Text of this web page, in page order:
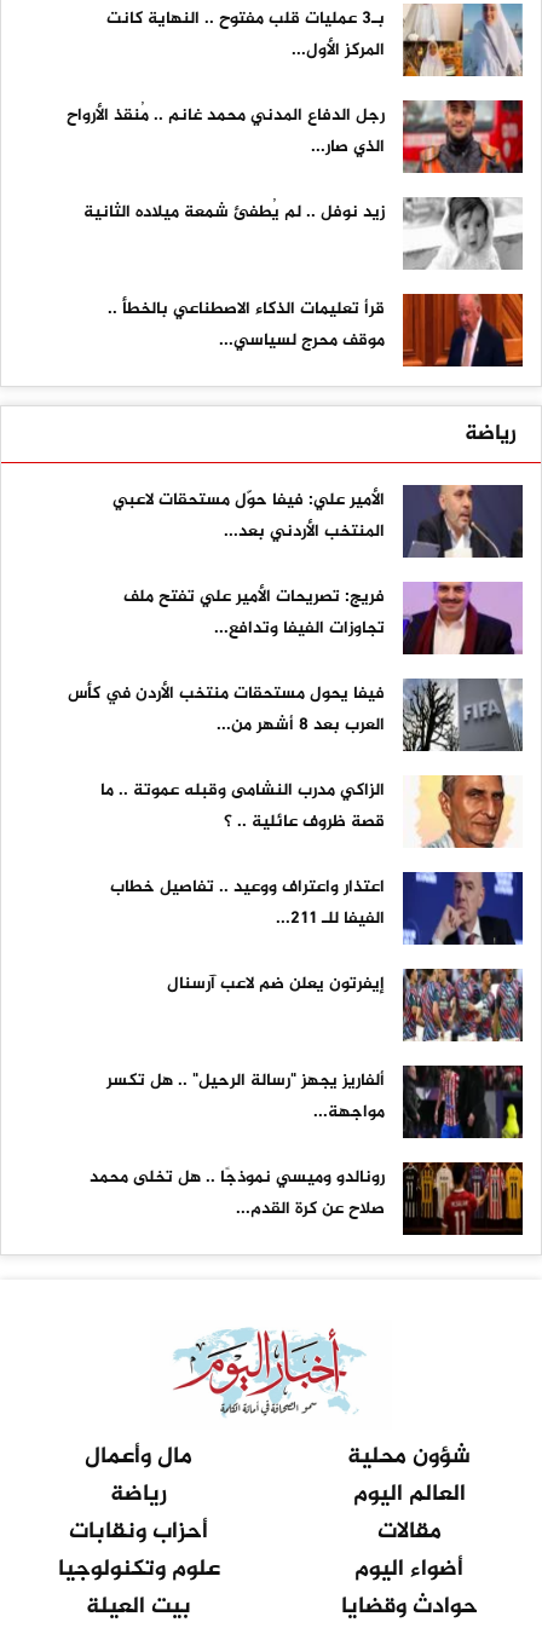
بـ3 عمليات قلب مفتوح .. النهاية كانت
المركز الأول...
رجل الدفاع المدني محمد غانم .. مُنقذ الأرواح
الذي صار...
زيد نوفل .. لم يُطفئ شمعة ميلاده الثانية
قرأ تعليمات الذكاء الاصطناعي بالخطأ ..
موقف محرج لسياسي...
رياضة
الأمير علي: فيفا حوّل مستحقات لاعبي
المنتخب الأردني بعد...
فريج: تصريحات الأمير علي تفتح ملف
تجاوزات الفيفا وتدافع...
فيفا يحول مستحقات منتخب الأردن في كأس
العرب بعد 8 أشهر من...
الزاكي مدرب النشامى وقبله عموتة .. ما
قصة ظروف عائلية .. ؟
اعتذار واعتراف ووعيد .. تفاصيل خطاب
الفيفا للـ 211...
إيفرتون يعلن ضم لاعب آرسنال
ألفاريز يجهز "رسالة الرحيل" .. هل تكسر
مواجهة...
رونالدو وميسي نموذجًا .. هل تخلى محمد
صلاح عن كرة القدم...
شؤون محلية
مال وأعمال
العالم اليوم
رياضة
مقالات
أحزاب ونقابات
أضواء اليوم
علوم وتكنولوجيا
حوادث وقضايا
بيت العيلة